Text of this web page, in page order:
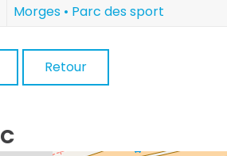
Morges • Parc des sport
Retour